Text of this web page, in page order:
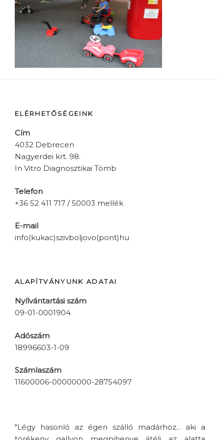
ELÉRHETŐSÉGEINK
Cím
4032 Debrecen
Nagyerdei krt. 98.
In Vitro Diagnosztikai Tömb
Telefon
+36 52 411 717 / 50003 mellék
E-mail
info(kukac)szivboljovo(pont)hu
ALAPÍTVÁNYUNK ADATAI
Nyílvántartási szám
09-01-0001904
Adószám
18996603-1-09
Számlaszám
11600006-00000000-28754097
"Légy hasonló az égen szálló madárhoz... aki a